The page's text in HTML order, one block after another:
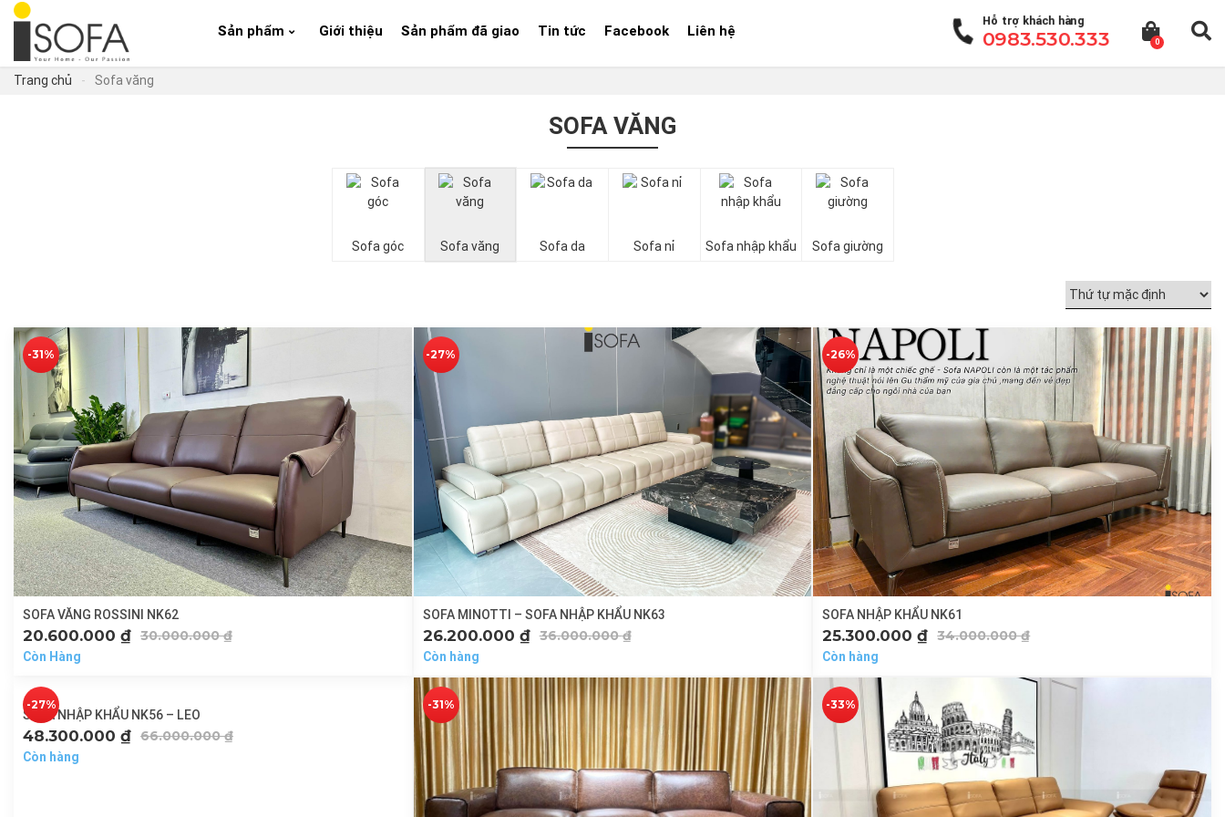
Sản phẩm Giới thiệu Sản phẩm đã giao Tin tức Facebook Liên hệ
Hỗ trợ khách hàng
0983.530.333 0
Trang chủ - Sofa văng
SOFA VĂNG
Sofa góc Sofa văng Sofa da Sofa nỉ Sofa nhập khẩu Sofa giường
SOFA VĂNG ROSSINI NK62
30.000.000₫
20.600.000 ₫
-31%
Còn Hàng
SOFA MINOTTI – SOFA NHẬP KHẨU NK63
36.000.000₫
26.200.000 ₫
-27%
Còn hàng
SOFA NHẬP KHẨU NK61
34.000.000₫
25.300.000₫
-26%
Còn hàng
SOFA NHẬP KHẨU NK56 – LEO
66.000.000₫
48.300.000 ₫
-27%
Còn hàng
-31% -33%